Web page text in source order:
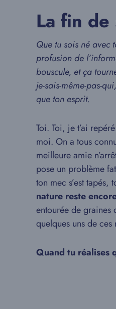
La fin
Que tu sois né avec
profusion de
bouscule, et ça
je-sais-même-pas-
que ton esprit.
Toi. Toi, je t’ai
moi. On a tous
meilleure amie
pose un problème
ton mec s’est
nature reste
entourée de
quelques uns de
Quand tu réalises